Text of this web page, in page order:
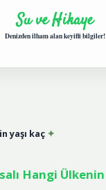
Su ve Hikaye
Denizden ilham alan keyifli bilgiler!
yaşı kaç
Hangi Ülkenin